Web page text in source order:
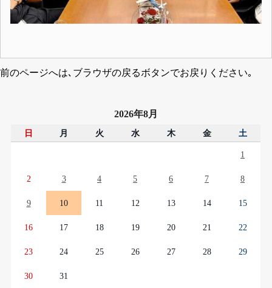
前のページへは､ブラウザの戻るボタンでお戻りください｡
2026年8月
日 月 火 水 木 金 土
1
2 3 4 5 6 7 8
9 10 11 12 13 14 15
16 17 18 19 20 21 22
23 24 25 26 27 28 29
30 31